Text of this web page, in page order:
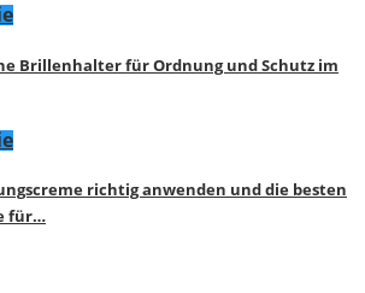
Brillenhalter für Ordnung und Schutz im
richtig anwenden und die besten
für…